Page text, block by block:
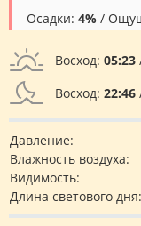
Осадки: 4% /
Восход: 05:23
Восход: 22:46
Давление:
Влажность воздуха:
Видимость:
Длина светового дня: